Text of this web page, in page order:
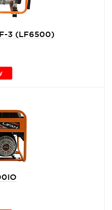
3 (LF6500)